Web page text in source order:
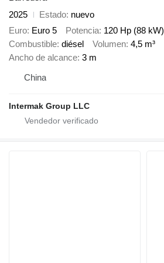
2025
Estado nuevo
Euro Euro 5 Potencia 120 Hp (88 kW)
Combustible diésel Volumen 4,5 m³
Ancho de alcance 3 m
China
Intermak Group LLC